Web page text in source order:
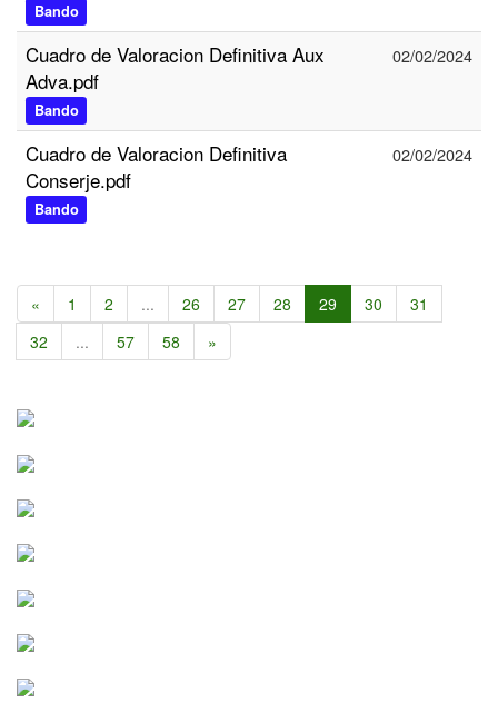
Bando
Cuadro de Valoracion Definitiva Aux
Adva.pdf
Bando
02/02/2024
Cuadro de Valoracion Definitiva
Conserje.pdf
Bando
02/02/2024
« 1 2 ... 26 27 28 29 30
31
32
... 57 58 »